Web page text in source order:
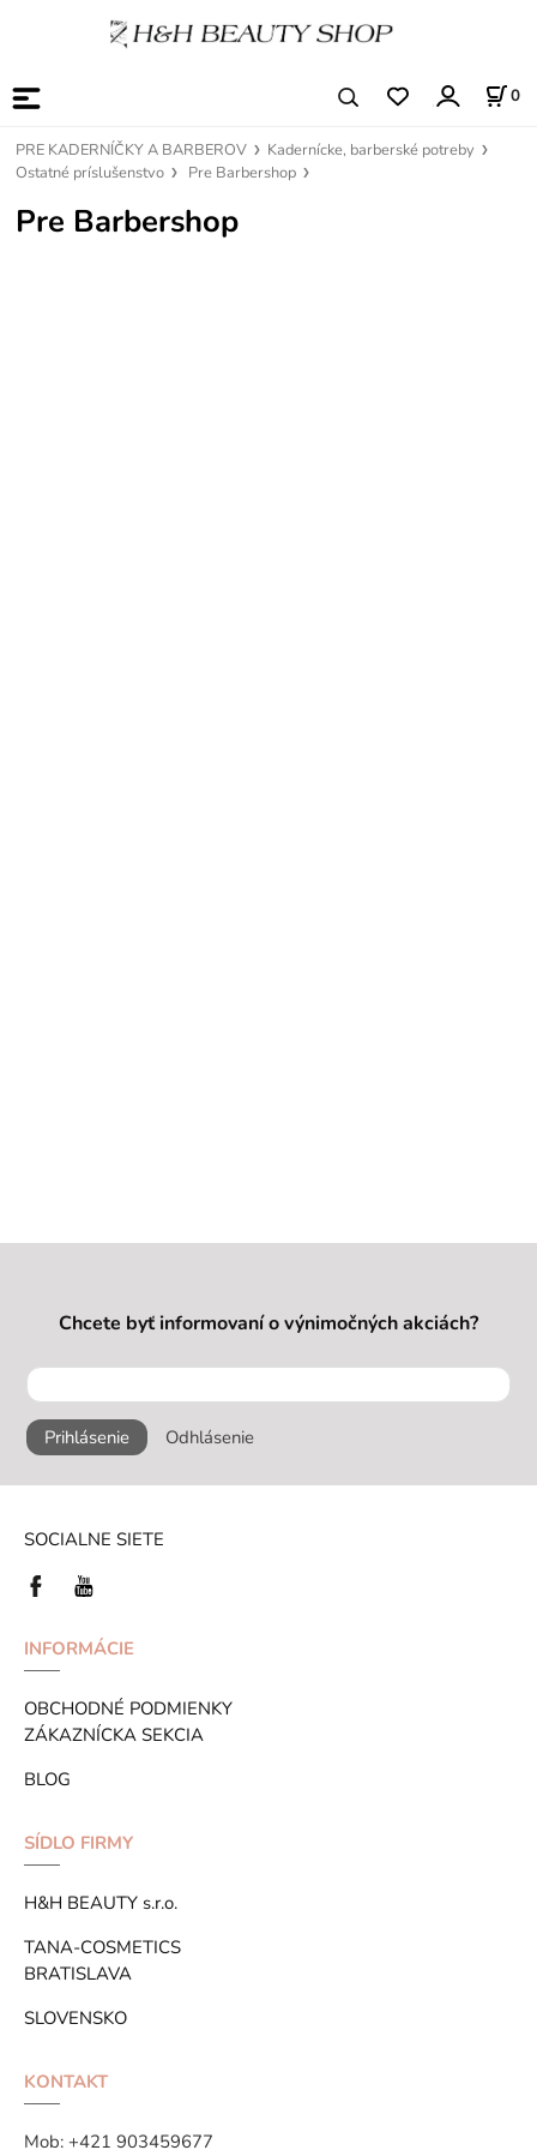
0
PRE KADERNÍČKY A BARBEROV
Kadernícke, barberské potreby
Ostatné príslušenstvo
Pre Barbershop
Pre Barbershop
Chcete byť informovaní o výnimočných akciách?
Prihlásenie Odhlásenie
SOCIALNE SIETE
INFORMÁCIE
OBCHODNÉ PODMIENKY
ZÁKAZNÍCKA SEKCIA
BLOG
SÍDLO FIRMY
H&H BEAUTY s.r.o.
TANA-COSMETICS
BRATISLAVA
SLOVENSKO
KONTAKT
Mob: +421 903459677